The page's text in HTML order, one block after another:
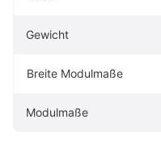
Gewicht
Breite Modulmaße
Modulmaße